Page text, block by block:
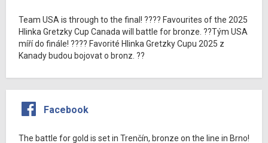
Team USA is through to the final! ???? Favourites of the 2025
Hlinka Gretzky Cup Canada will battle for bronze. ??Tým USA
míří do finále! ???? Favorité Hlinka Gretzky Cupu 2025 z
Kanady budou bojovat o bronz. ??
Facebook
The battle for gold is set in Trenčín, bronze on the line in Brno!